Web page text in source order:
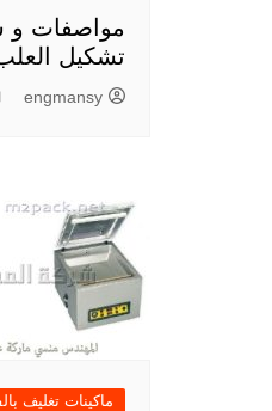
مواصفات و
تشكيل
engmansy
ماكينات تغليف